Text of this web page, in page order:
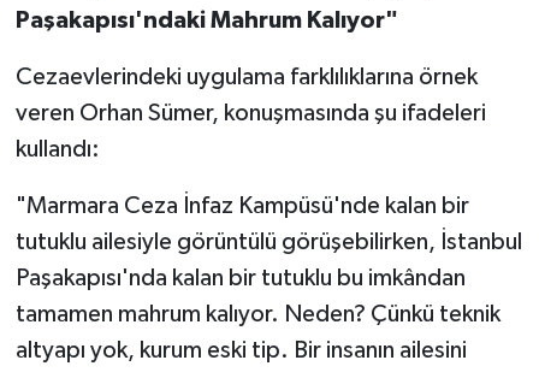
Paşakapısı'ndaki Mahrum Kalıyor"
Cezaevlerindeki uygulama farklılıklarına örnek
veren Orhan Sümer, konuşmasında şu ifadeleri
kullandı:
"Marmara Ceza İnfaz Kampüsü'nde kalan bir
tutuklu ailesiyle görüntülü görüşebilirken, İstanbul
Paşakapısı'nda kalan bir tutuklu bu imkândan
tamamen mahrum kalıyor. Neden? Çünkü teknik
altyapı yok, kurum eski tip. Bir insanın ailesini